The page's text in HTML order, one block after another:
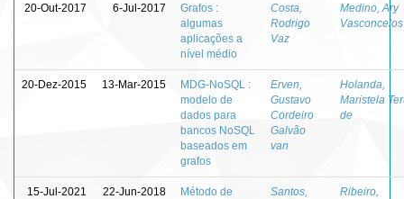
20-Out-2017 6-Jul-2017
Grafos :
algumas
aplicações a
nível médio
Costa,
Rodrigo
Vaz
Medino, Ary
Vasconcelos
20-Dez-2015 13-Mar-2015
MDG-NoSQL :
modelo de
dados para
bancos NoSQL
baseados em
grafos
Erven,
Gustavo
Cordeiro
Galvão
van
Holanda,
Maristela
de
15-Jul-2021 22-Jun-2018
Método de
Santos,
Ribeiro,